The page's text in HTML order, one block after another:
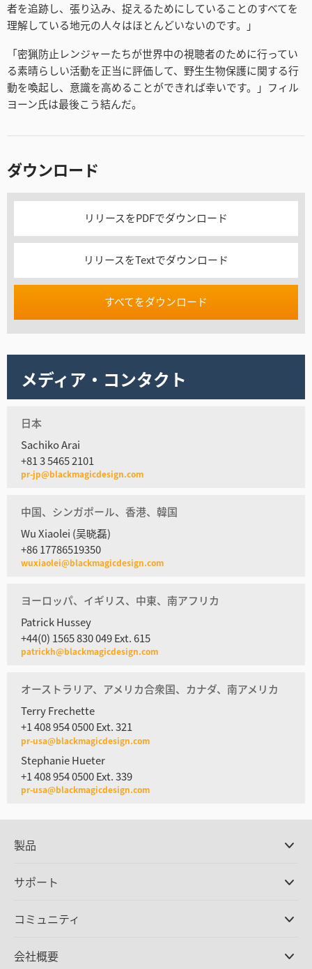
者を追跡し、張り込み、捉えるためにしていることのすべてを
理解している地元の人々はほとんどいないのです。」
「密猟防止レンジャーたちが世界中の視聴者のために行ってい
る素晴らしい活動を正当に評価して、野生生物保護に関する行
動を喚起し、意識を高めることができれば幸いです。」フィル
ヨーン氏は最後こう結んだ。
ダウンロード
リリースをPDFでダウンロード
リリースをTextでダウンロード
すべてをダウンロード
メディア・コンタクト
日本
Sachiko Arai
+81 3 5465 2101
pr-jp@blackmagicdesign.com
中国、シンガポール、香港、韓国
Wu Xiaolei (吴晓磊)
+86 17786519350
wuxiaolei@blackmagicdesign.com
ヨーロッパ、イギリス、中東、南アフリカ
Patrick Hussey
+44(0) 1565 830 049 Ext. 615
patrickh@blackmagicdesign.com
オーストラリア、アメリカ合衆国、カナダ、南アメリカ
Terry Frechette
+1 408 954 0500 Ext. 321
pr-usa@blackmagicdesign.com
Stephanie Hueter
+1 408 954 0500 Ext. 339
pr-usa@blackmagicdesign.com
製品
DaVinci Resolve/Fusion
ATEMプロダクション
ディスクレコーダー
サポート
サポートセンター
コミュニティ
会社概要